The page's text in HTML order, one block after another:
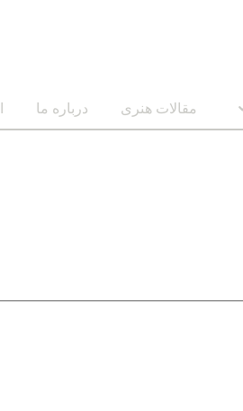
مقالات هنری درباره ما